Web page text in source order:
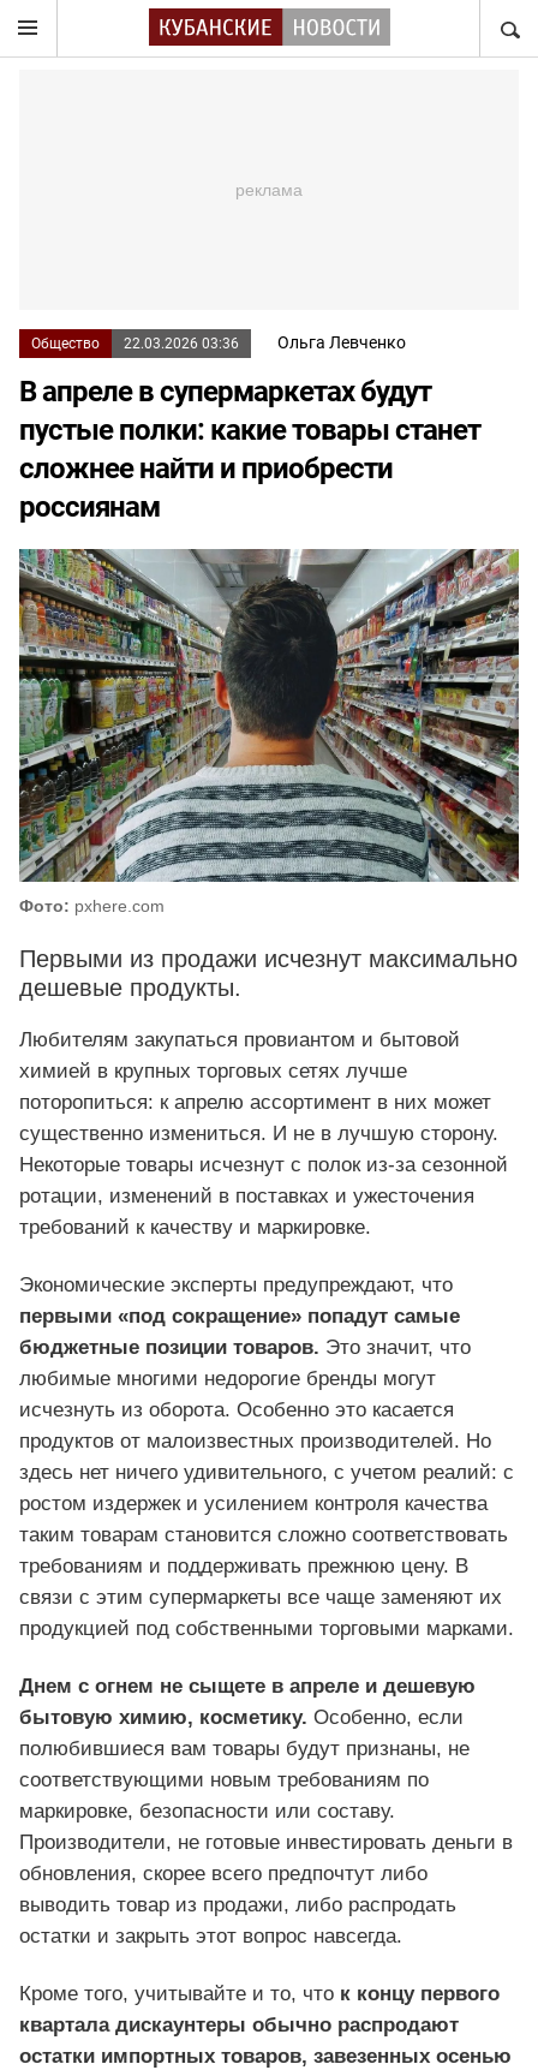
Общество 22.03.2026 03:36 Ольга Левченко
В апреле в супермаркетах будут
пустые полки: какие товары станет
сложнее найти и приобрести
россиянам
Фото: pxhere.com
Первыми из продажи исчезнут максимально
дешевые продукты.
Любителям закупаться провиантом и бытовой
химией в крупных торговых сетях лучше
поторопиться: к апрелю ассортимент в них может
существенно измениться. И не в лучшую сторону.
Некоторые товары исчезнут с полок из-за сезонной
ротации, изменений в поставках и ужесточения
требований к качеству и маркировке.
Экономические эксперты предупреждают, что
первыми «под сокращение» попадут самые
бюджетные позиции товаров. Это значит, что
любимые многими недорогие бренды могут
исчезнуть из оборота. Особенно это касается
продуктов от малоизвестных производителей. Но
здесь нет ничего удивительного, с учетом реалий: с
ростом издержек и усилением контроля качества
таким товарам становится сложно соответствовать
требованиям и поддерживать прежнюю цену. В
связи с этим супермаркеты все чаще заменяют их
продукцией под собственными торговыми марками.
Днем с огнем не сыщете в апреле и дешевую
бытовую химию, косметику. Особенно, если
полюбившиеся вам товары будут признаны, не
соответствующими новым требованиям по
маркировке, безопасности или составу.
Производители, не готовые инвестировать деньги в
обновления, скорее всего предпочтут либо
выводить товар из продажи, либо распродать
остатки и закрыть этот вопрос навсегда.
Кроме того, учитывайте и то, что к концу первого
квартала дискаунтеры обычно распродают
остатки импортных товаров, завезенных осенью